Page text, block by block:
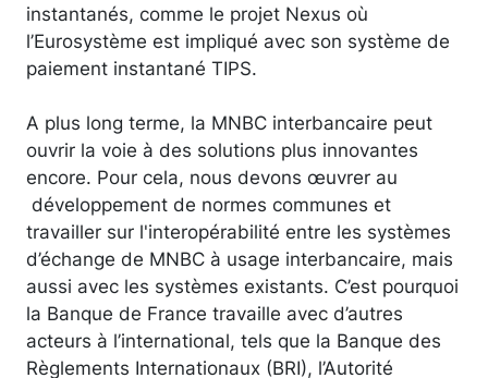
instantanés, comme le projet Nexus où
l’Eurosystème est impliqué avec son système de
paiement instantané TIPS.
A plus long terme, la MNBC interbancaire peut
ouvrir la voie à des solutions plus innovantes
encore. Pour cela, nous devons œuvrer au
développement de normes communes et
travailler sur l'interopérabilité entre les systèmes
d’échange de MNBC à usage interbancaire, mais
aussi avec les systèmes existants. C’est pourquoi
la Banque de France travaille avec d’autres
acteurs à l’international, tels que la Banque des
Règlements Internationaux (BRI), l’Autorité